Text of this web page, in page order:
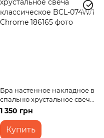
Бра настенное накладное в
спальню хрустальное свеча
классическое BCL-074W/1
Chrome
1 350 грн
Купить